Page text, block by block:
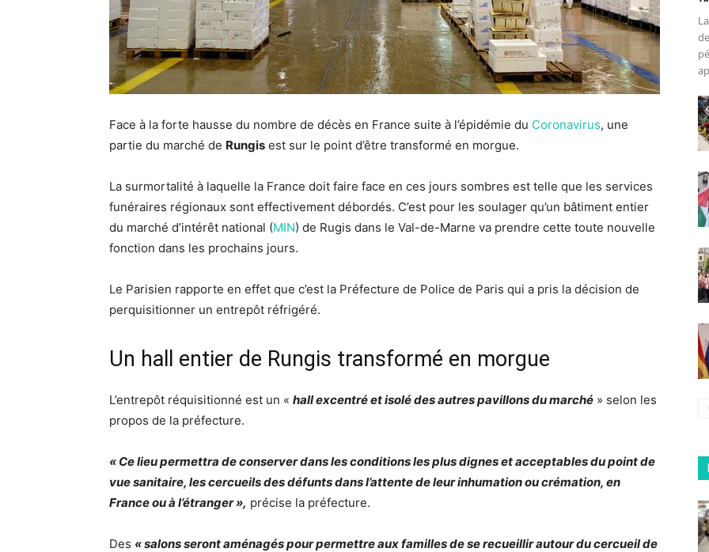
Face à la forte hausse du nombre de décès en France suite à l’épidémie du Coronavirus, une
partie du marché de Rungis est sur le point d’être transformé en morgue.
La surmortalité à laquelle la France doit faire face en ces jours sombres est telle que les services
funéraires régionaux sont effectivement débordés. C’est pour les soulager qu’un bâtiment entier
du marché d’intérêt national (MIN) de Rugis dans le Val-de-Marne va prendre cette toute nouvelle
fonction dans les prochains jours.
Le Parisien rapporte en effet que c’est la Préfecture de Police de Paris qui a pris la décision de
perquisitionner un entrepôt réfrigéré.
Un hall entier de Rungis transformé en morgue
L’entrepôt réquisitionné est un « hall excentré et isolé des autres pavillons du marché » selon les
propos de la préfecture.
« Ce lieu permettra de conserver dans les conditions les plus dignes et acceptables du point de
vue sanitaire, les cercueils des défunts dans l’attente de leur inhumation ou crémation, en
France ou à l’étranger », précise la préfecture.
Des « salons seront aménagés pour permettre aux familles de se recueillir autour du cercueil de